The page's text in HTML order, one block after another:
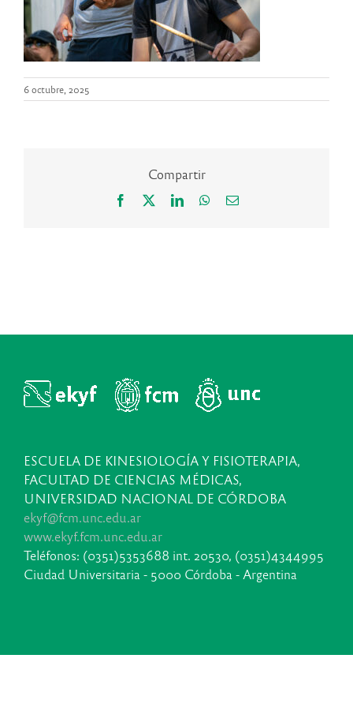
6 octubre, 2025
Compartir
Facebook LinkedInWhatsApp
Correo
ESCUELA DE KINESIOLOGÍA Y FISIOTERAPIA,
FACULTAD DE CIENCIAS MÉDICAS,
UNIVERSIDAD NACIONAL DE CÓRDOBA
ekyf@fcm.unc.edu.ar
www.ekyf.fcm.unc.edu.ar
Teléfonos: (0351)5353688 int. 20530, (0351)4344995
Ciudad Universitaria - 5000 Córdoba - Argentina